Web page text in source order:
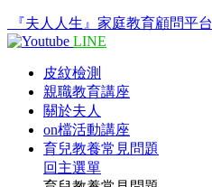
『夫人人生』家庭教育顧問平台
LINE
皮紋檢測
親職教育講座
關於夫人
on檔活動講座
育兒教養常見問題
回主選單